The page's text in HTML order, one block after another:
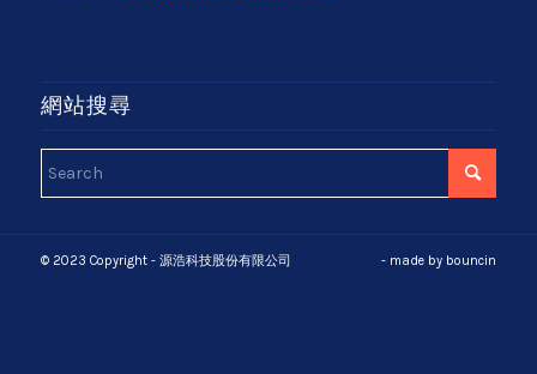
網站搜尋
© 2023 Copyright - 源浩科技股份有限公司 - made by bouncin